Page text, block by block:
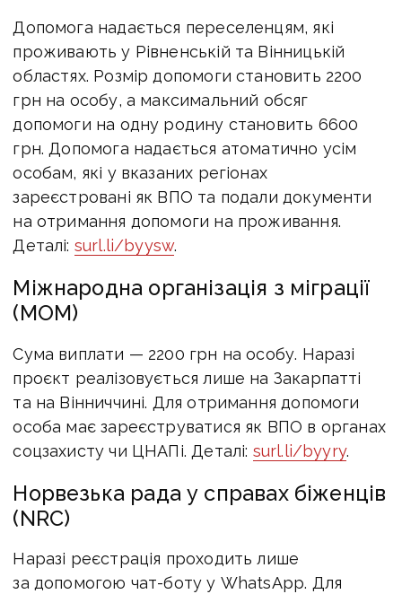
Допомога надається переселенцям, які
проживають у Рівненській та Вінницькій
областях. Розмір допомоги становить 2200
грн на особу, а максимальний обсяг
допомоги на одну родину становить 6600
грн. Допомога надається атоматично усім
особам, які у вказаних регіонах
зареєстровані як ВПО та подали документи
на отримання допомоги на проживання.
Деталі: surl.li/byysw.
Міжнародна організація з міграції
(МОМ)
Сума виплати — 2200 грн на особу. Наразі
проєкт реалізовується лише на Закарпатті
та на Вінниччині. Для отримання допомоги
особа має зареєструватися як ВПО в органах
соцзахисту чи ЦНАПі. Деталі: surl.li/byyry.
Норвезька рада у справах біженців
(NRC)
Наразі реєстрація проходить лише
за допомогою чат-боту у WhatsApp. Для